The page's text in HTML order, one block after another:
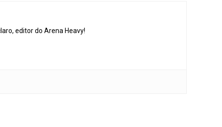
editor do Arena Heavy!